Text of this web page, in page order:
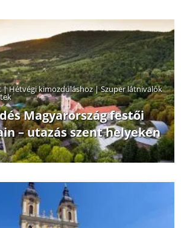
|Hétvégi kimozduláshoz|Szuper látnivalók
Magyarország festői
– utazás szent helyeken